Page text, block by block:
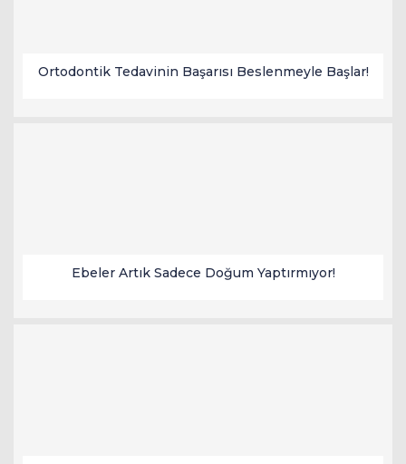
Ortodontik Tedavinin Başarısı Beslenmeyle Başlar!
Ebeler Artık Sadece Doğum Yaptırmıyor!